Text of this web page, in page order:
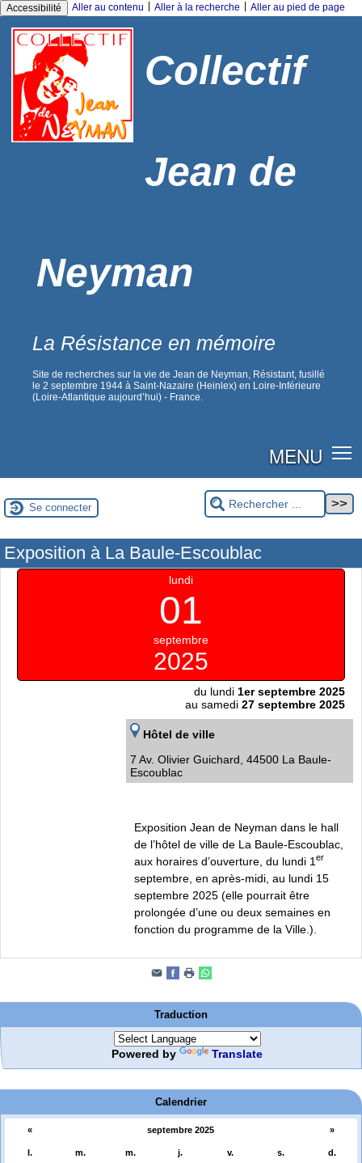
Accessibilité Aller au contenu Aller à la recherche Aller au pied de page
Collectif
Jean de
Neyman
La Résistance en mémoire
Site de recherches sur la vie de Jean de Neyman, Résistant, fusillé
le 2 septembre 1944 à Saint-Nazaire (Heinlex) en Loire-Inférieure
(Loire-Atlantique aujourd’hui) - France.
MENU
Se connecter
Exposition à La Baule-Escoublac
lundi
01
septembre
2025
du lundi 1er septembre 2025
au samedi 27 septembre 2025
Hôtel de ville
7 Av. Olivier Guichard, 44500 La Baule-
Escoublac
Exposition Jean de Neyman dans le hall
de l’hôtel de ville de La Baule-Escoublac,
aux horaires d’ouverture, du lundi 1 er
septembre, en après-midi, au lundi 15
septembre 2025 (elle pourrait être
prolongée d’une ou deux semaines en
fonction du programme de la Ville.).
Traduction
Powered by Translate
Calendrier
« septembre 2025 »
l. m. m. j. v. s. d.